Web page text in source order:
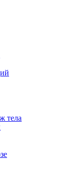
тела